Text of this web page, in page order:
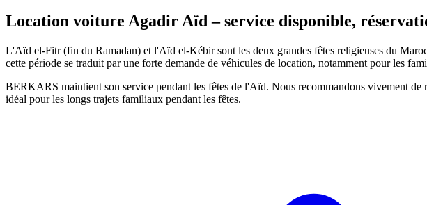
Location voiture Agadir Aïd – service disponible,
L'Aïd el-Fitr (fin du Ramadan) et l'Aïd el-Kébir sont les deux grandes fêtes religieuses du
cette période se traduit par une forte demande de véhicules de location, notamment pour les
BERKARS maintient son service pendant les fêtes de l'Aïd. Nous recommandons vivement
idéal pour les longs trajets familiaux pendant les fêtes.